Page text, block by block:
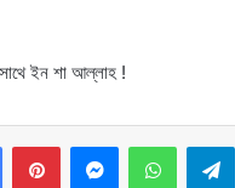
ইন শা আল্লাহ !
Messenger